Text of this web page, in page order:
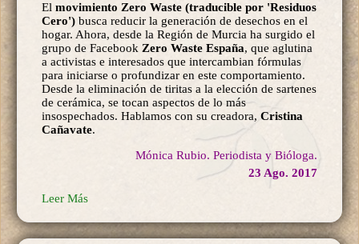
El movimiento Zero Waste (traducible por 'Residuos
Cero') busca reducir la generación de desechos en el
hogar. Ahora, desde la Región de Murcia ha surgido el
grupo de Facebook Zero Waste España, que aglutina
a activistas e interesados que intercambian fórmulas
para iniciarse o profundizar en este comportamiento.
Desde la eliminación de tiritas a la elección de sartenes
de cerámica, se tocan aspectos de lo más
insospechados. Hablamos con su creadora, Cristina
Cañavate.
Mónica Rubio. Periodista y Bióloga.
23 Ago. 2017
Leer Más